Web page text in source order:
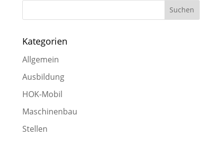
Kategorien
Allgemein
Ausbildung
HOK-Mobil
Maschinenbau
Stellen